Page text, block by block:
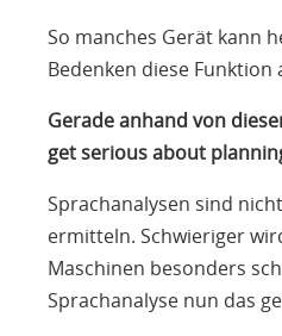
So manches Gerät kann
Bedenken diese Funktion
Gerade anhand von
get serious about
Sprachanalysen sind
ermitteln. Schwieriger
Maschinen besonders
Sprachanalyse nun das